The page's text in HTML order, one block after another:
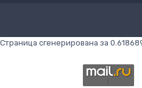
Страница сгенерирована за